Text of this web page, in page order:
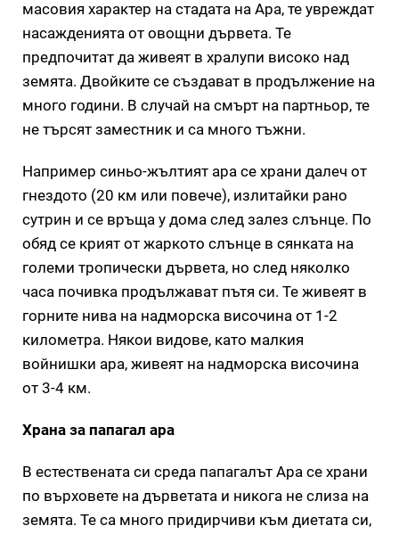
масовия характер на стадата на Aра, те увреждат
насажденията от овощни дървета. Те
предпочитат да живеят в хралупи високо над
земята. Двойките се създават в продължение на
много години. В случай на смърт на партньор, те
не търсят заместник и са много тъжни.
Например синьо-жълтият ара се храни далеч от
гнездото (20 км или повече), излитайки рано
сутрин и се връща у дома след залез слънце. По
обяд се крият от жаркото слънце в сянката на
големи тропически дървета, но след няколко
часа почивка продължават пътя си. Те живеят в
горните нива на надморска височина от 1-2
километра. Някои видове, като малкия
войнишки ара, живеят на надморска височина
от 3-4 км.
Храна за папагал ара
В естествената си среда папагалът Ара се храни
по върховете на дърветата и никога не слиза на
земята. Те са много придирчиви към диетата си,